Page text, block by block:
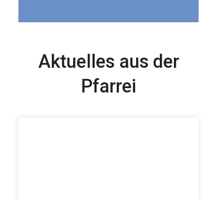
Aktuelles aus der
Pfarrei